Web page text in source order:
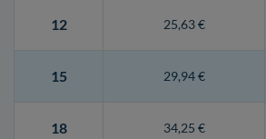
12 25,63 €
15 29,94 €
18 34,25 €